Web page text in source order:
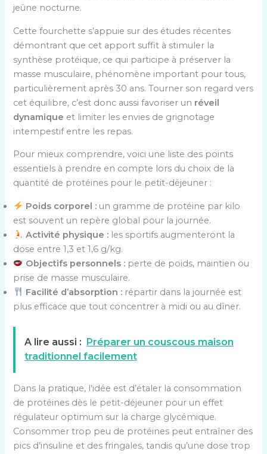
jeûne nocturne.
Cette fourchette s’appuie sur des études récentes
démontrant que cet apport suffit à stimuler la
synthèse protéique, ce qui participe à préserver la
masse musculaire, phénomène important pour tous,
particulièrement après 30 ans. Tourner son regard vers
cet équilibre, c’est donc aussi favoriser un réveil
dynamique et limiter les envies de grignotage
intempestif entre les repas.
Pour mieux comprendre, voici une liste des points
essentiels à prendre en compte lors du choix de la
quantité de protéines pour le petit-déjeuner :
Poids corporel : un gramme de protéine par kilo
est souvent un repère global pour la journée.
Activité physique : les sportifs augmenteront la
dose entre 1,3 et 1,6 g/kg.
Objectifs personnels : perte de poids, maintien ou
prise de masse musculaire.
Facilité d’absorption : répartir dans la journée est
plus efficace que tout concentrer à midi ou au dîner.
A lire aussi :
Préparer un couscous maison
traditionnel facilement
Dans la pratique, l’idée est d’étaler la consommation
de protéines dès le petit-déjeuner pour un effet
régulateur optimum sur la charge glycémique.
Consommer trop peu de protéines peut entraîner des
pics d’insuline et des fringales, tandis qu’une dose trop